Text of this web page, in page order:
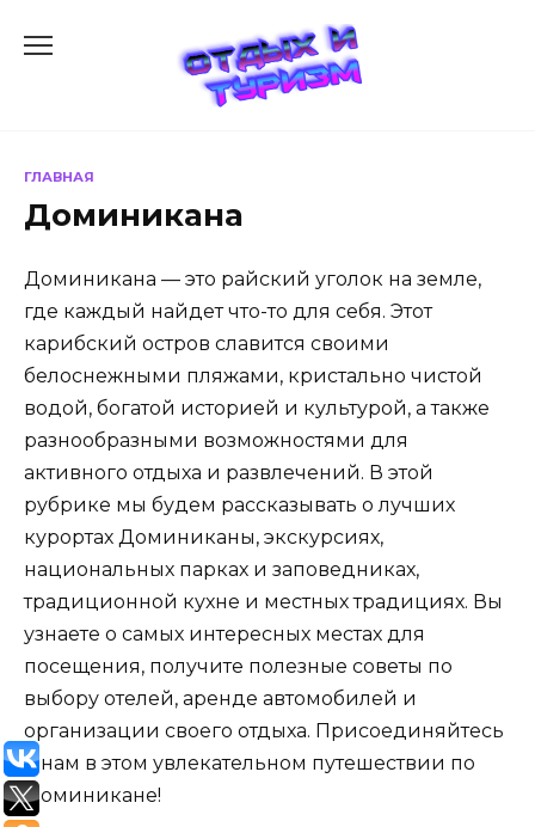
ГЛАВНАЯ
Доминикана
Доминикана — это райский уголок на земле,
где каждый найдет что-то для себя. Этот
карибский остров славится своими
белоснежными пляжами, кристально чистой
водой, богатой историей и культурой, а также
разнообразными возможностями для
активного отдыха и развлечений. В этой
рубрике мы будем рассказывать о лучших
курортах Доминиканы, экскурсиях,
национальных парках и заповедниках,
традиционной кухне и местных традициях. Вы
узнаете о самых интересных местах для
посещения, получите полезные советы по
выбору отелей, аренде автомобилей и
организации своего отдыха. Присоединяйтесь
к нам в этом увлекательном путешествии по
Доминикане!